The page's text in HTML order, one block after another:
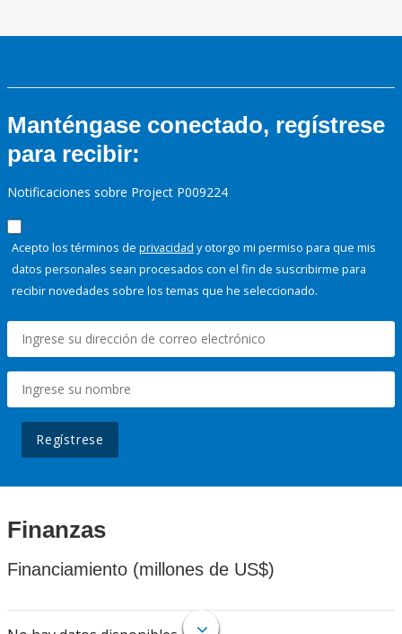
Manténgase conectado, regístrese
para recibir:
Notificaciones sobre Project P009224
Acepto los términos de privacidad y otorgo mi permiso para que mis
datos personales sean procesados con el fin de suscribirme para
recibir novedades sobre los temas que he seleccionado.
Regístrese
Finanzas
Financiamiento (millones de US$)